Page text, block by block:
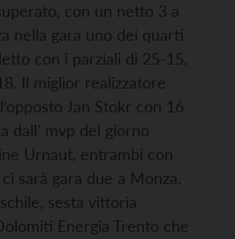
con un netto 3 a
nella gara uno dei quarti
con i parziali di 25-15,
Il miglior realizzatore
Jan Stokr con 16
dall’ mvp del giorno
Urnaut, entrambi con
sarà gara due a Monza.
sesta vittoria
Energia Trento che